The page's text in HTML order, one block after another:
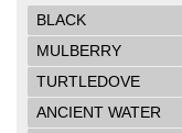
BLACK
MULBERRY
TURTLEDOVE
ANCIENT WATER